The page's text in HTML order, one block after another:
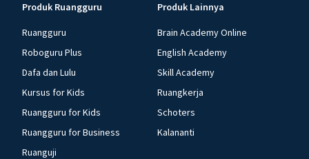
Produk Ruangguru
Ruangguru
Roboguru Plus
Dafa dan Lulu
Kursus for Kids
Ruangguru for Kids
Ruangguru for Business
Ruanguji
Produk Lainnya
Brain Academy Online
English Academy
Skill Academy
Ruangkerja
Schoters
Kalananti